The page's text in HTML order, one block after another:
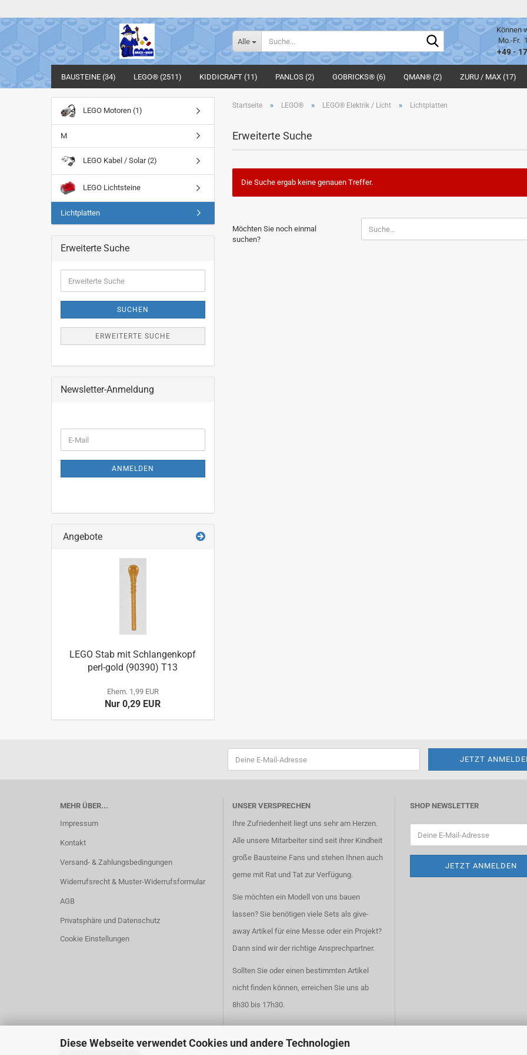
Diese Webseite verwendet Cookies und andere Technologien
Alle
Können
Mo.-Fr.
+49 -
BAUSTEINE (34) LEGO® (2511) KIDDICRAFT (11) PANLOS (2) GOBRICKS® (6) QMAN® (2) ZURU / MAX (17)
Startseite » LEGO® » LEGO® Elektrik / Licht » Lichtplatten
Erweiterte Suche
Die Suche ergab keine genauen Treffer.
SIE
NOCH
Möchten Sie noch einmal
suchen?
LEGO Motoren (1)
M
LEGO Kabel / Solar (2)
LEGO Lichtsteine
Lichtplatten
Erweiterte Suche
Suche
SUCHEN
ERWEITERTE SUCHE
Newsletter-Anmeldung
ZUR
E-
Mail
ANMELDEN
Angebote
LEGO Stab mit Schlangenkopf
perl-gold (90390) T13
Ehem. 1,99 EUR
Nur 0,29 EUR
MEHR ÜBER...
Impressum
Kontakt
Versand- & Zahlungsbedingungen
Widerrufsrecht & Muster-Widerrufsformular
AGB
Privatsphäre und Datenschutz
Cookie Einstellungen
UNSER VERSPRECHEN
Ihre Zufriedenheit liegt uns sehr am Herzen.
Alle unsere Mitarbeiter sind seit ihrer Kindheit
große Bausteine Fans und stehen Ihnen auch
gerne mit Rat und Tat zur Verfügung.
Sie möchten ein Modell von uns bauen
lassen? Sie benötigen viele Sets als give-
away Artikel für eine Messe oder ein Projekt?
Dann sind wir der richtige Ansprechpartner.
Sollten Sie oder einen bestimmten Artikel
nicht finden können, erreichen Sie uns ab
8h30 bis 17h30.
SHOP NEWSLETTER